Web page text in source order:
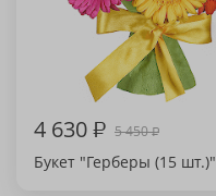
4 630₽ 5 450₽
Букет "Герберы (15 шт.)"